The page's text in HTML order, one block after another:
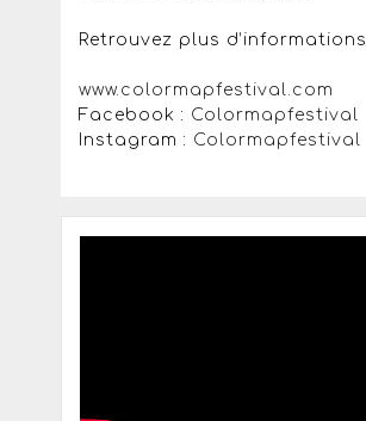
Retrouvez plus d’informations
www.colormapfestival.com
Facebook : Colormapfestival
Instagram : Colormapfestival